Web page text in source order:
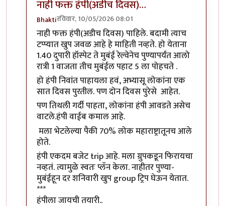
नाही फक्त हंपी(अडीच दिवस)…
Bhaktiरविवार, 10/05/2026 08:01
In reply toकिती दिवसांची सहल केली?byकंजूस
नाही फक्त हंपी(अडीच दिवस) पाहिले. बदामी त्याच
टप्प्यात खुप जवळ आहे हे माहिती नव्हते. हो येताना
1.40 दुपारी हॉस्पेट ते मुबंई रेल्वेनेच पुण्यापर्यंत आलो
रात्री 1 वाजता तीच मुबंईल पहाट 5 ला पोहचते .
हो हंपी निवांत पाहायला हवं, अभ्यासू लोकांना एक
सात दिवस पुरतील. पण दोन दिवस पुरेसे आहेत.
पण तिथली गर्दी पाहता, लोकांना हंपी आवडते असेच
वाटले.हंपी वाईब कमाल आहे.
मला भेटलेल्या पैकी 70% लोक महाराष्ट्रातूनच आले
होते.
हंपी एकदम बजेट trip आहे. मला ग्रुपकडून फिरायचा
नव्हतं. त्यामुळे स्वतः प्लॅन केला. नाहीतर पुण्या-
मुबंईहून दर शनिवारी खुप group ट्रिप घेऊन येतात.
***
हंपीला जायची तयारी..